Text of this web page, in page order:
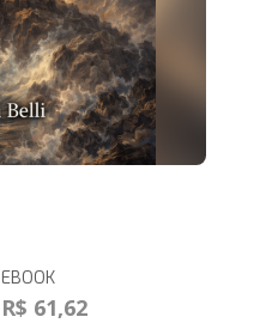
EBOOK
R$ 61,62